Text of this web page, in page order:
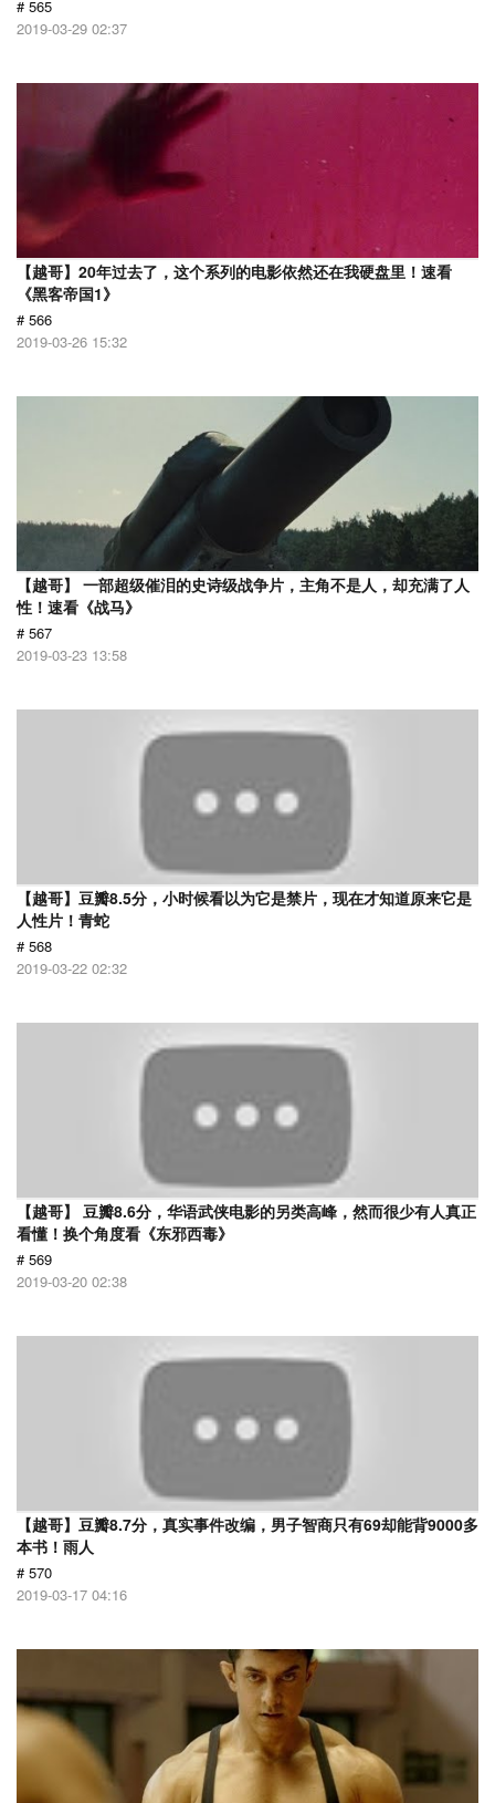
# 565
2019-03-29 02:37
【越哥】20年过去了，这个系列的电影依然还在我硬盘里！速看
《黑客帝国1》
# 566
2019-03-26 15:32
【越哥】 一部超级催泪的史诗级战争片，主角不是人，却充满了人
性！速看《战马》
# 567
2019-03-23 13:58
【越哥】豆瓣8.5分，小时候看以为它是禁片，现在才知道原来它是
人性片！青蛇
# 568
2019-03-22 02:32
【越哥】 豆瓣8.6分，华语武侠电影的另类高峰，然而很少有人真正
看懂！换个角度看《东邪西毒》
# 569
2019-03-20 02:38
【越哥】豆瓣8.7分，真实事件改编，男子智商只有69却能背9000多
本书！雨人
# 570
2019-03-17 04:16